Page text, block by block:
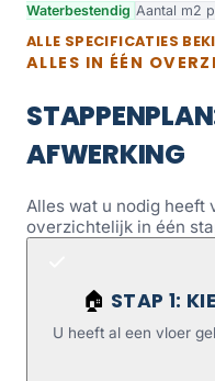
Waterbestendig Aantal m2
ALLE SPECIFICATIES
ALLES IN ÉÉN
AFWERKING
Alles wat u nodig
overzichtelijk in één
🏠 STAP 1:
U heeft al een vloer